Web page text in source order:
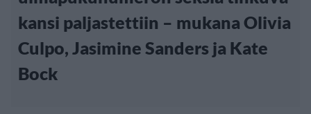
kansi paljastettiin – mukana Olivia
Culpo, Jasimine Sanders ja Kate
Bock